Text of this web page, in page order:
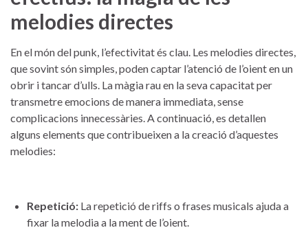
⁤melodies‌ directes
En el món del⁣ punk, l’efectivitat és clau. Les melodies directes,
que sovint són simples, poden ⁤captar⁢ l’atenció ​de l’oient​ en un‍
obrir i tancar d’ulls. La màgia rau en la⁣ seva capacitat per
‍transmetre emocions ⁤de manera ​immediata, ⁤sense
complicacions innecessàries. A continuació, es detallen
alguns ‌elements‌ que contribueixen a‍ la creació⁢ d’aquestes
melodies:
Repetició: La ⁢repetició de ‌riffs o frases musicals ajuda ⁣a
fixar la​ melodia ⁢a la ment de l’oient.